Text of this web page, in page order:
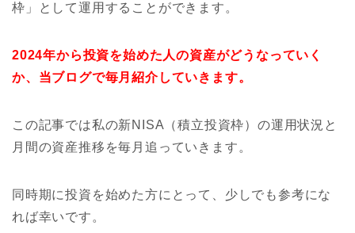
枠」として運用することができます。
2024年から投資を始めた人の資産がどうなっていく
か、当ブログで毎月紹介していきます。
この記事では私の新NISA（積立投資枠）の運用状況と
月間の資産推移を毎月追っていきます。
同時期に投資を始めた方にとって、少しでも参考にな
れば幸いです。